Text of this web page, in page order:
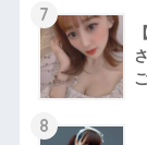
7
8